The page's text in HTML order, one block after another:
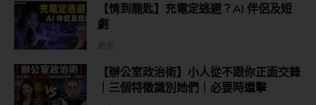
【情到龍匙】充電定逃避？AI 伴侶及短
劇
【辦公室政治術】小人從不跟你正面交鋒
｜三個特徵識別她們｜必要時還擊